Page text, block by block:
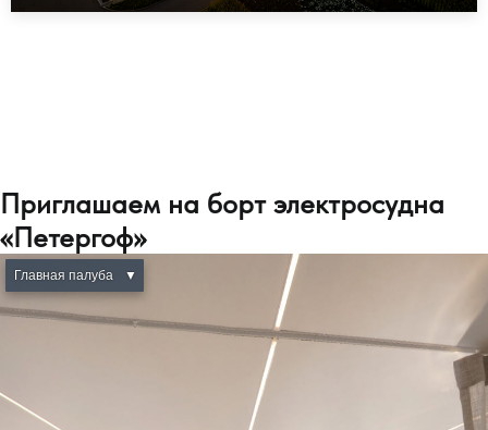
Приглашаем на борт электросудна
«Петергоф»